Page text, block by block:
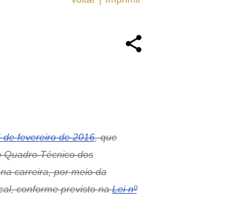
de fevereiro de 2016, que
Quadro Técnico dos
carreira, por meio da
conforme previsto naLei nº